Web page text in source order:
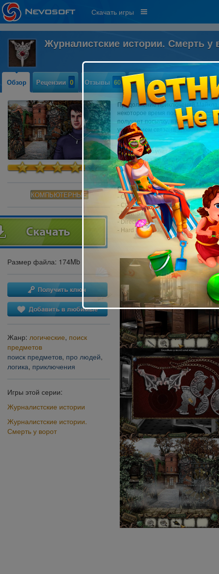
Скачать игры
Журналистские истории. Смерть у
Обзор Рецензии 0 Отзывы 60 Прохождение 12
КОМПЬЮТЕРНЫЕ
Размер файла: 174Mb
Жанр: логические, поиск
предметов
поиск предметов, про людей,
логика, приключения
Игры этой серии:
Журналистские истории
Журналистские истории.
Смерть у ворот
Продолжение приключений Майкла
некоторое время после
получает посылку, в которой
украшением связана зловещая
города.
Политик был убит выстрелом в
преступника же схватили и
журналист уверен – все не так
ввязался в очень опасное дело и
Системные требования:
- OS: Windows XPили более
- CPU: 800 MHz
- RAM: 512 MB
- DirectX: 8.0 и выше
- Hard Drive: 200 MB